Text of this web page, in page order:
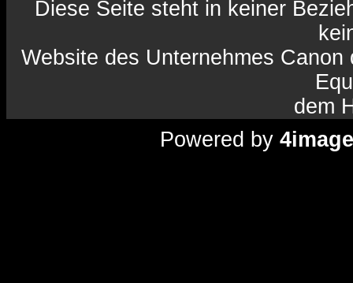
Diese Seite steht in keiner
Website des Unternehmes
dem
Powered by